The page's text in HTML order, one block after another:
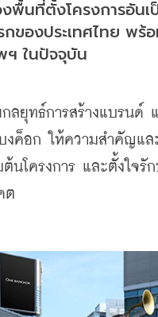
งพื้นที่ตั้งโครงการอั
ของประเทศไทย พร้
ฯ ในปัจจุบัน
ลยุทธ์การสร้างแบรนด์
อก ให้ความสำคัญแล
โครงการ และตั้งใจ
ต